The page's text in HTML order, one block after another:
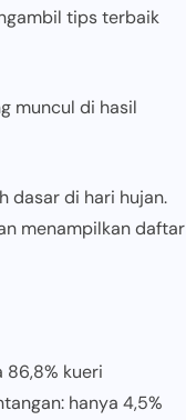
tips terbaik
muncul di hasil
dasar di hari hujan.
menampilkan daftar
86,8% kueri
hanya 4,5%